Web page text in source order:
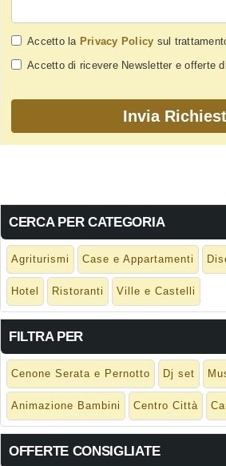
Accetto la Privacy Policy sul
Accetto di ricevere Newsletter e offerte
CERCA PER CATEGORIA
Agriturismi Case e Appartamenti
Hotel Ristoranti Ville e Castelli
FILTRA PER
Cenone Serata e Pernotto Dj set
Animazione Bambini Centro Città
OFFERTE CONSIGLIATE